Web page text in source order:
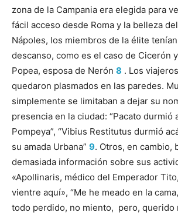
zona de la Campania era elegida para
fácil acceso desde Roma y la belleza
Nápoles, los miembros de la élite
descanso, como es el caso de Cicerón
Popea, esposa de Nerón 8 . Los
quedaron plasmados en las paredes.
simplemente se limitaban a dejar su
presencia en la ciudad: “Pacato durmió
Pompeya”, “Vibius Restitutus durmió
su amada Urbana” 9. Otros, en cambio,
demasiada información sobre sus
«Apollinaris, médico del Emperador
vientre aquí», “Me he meado en la
todo perdido, no miento, pero, querido